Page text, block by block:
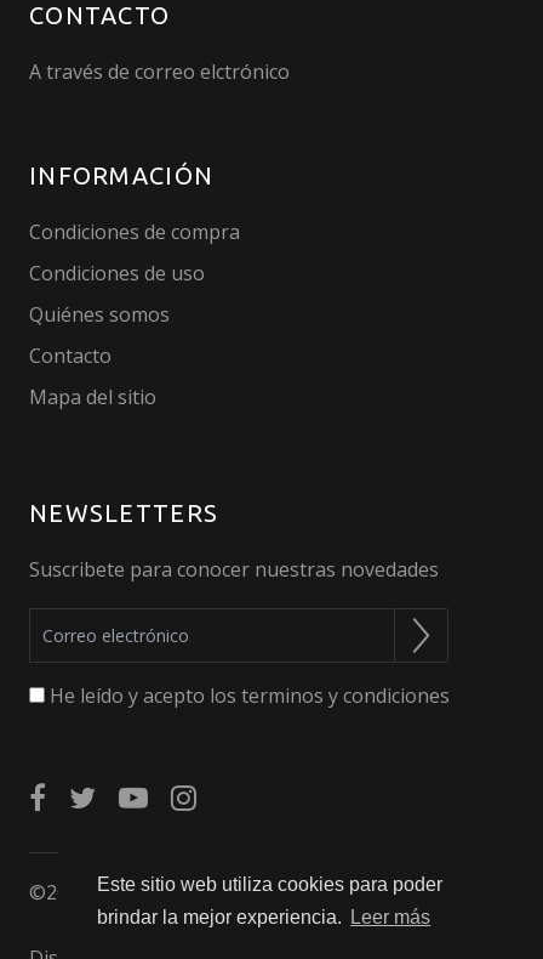
Este sitio web utiliza cookies para poder
brindar la mejor experiencia.
Leer más
CONTACTO
A través de correo elctrónico
INFORMACIÓN
Condiciones de compra
Condiciones de uso
Quiénes somos
Contacto
Mapa del sitio
NEWSLETTERS
Suscribete para conocer nuestras novedades
He leído y acepto los terminos y condiciones
©2024 Akihabarna. Todos los derechos reservados.